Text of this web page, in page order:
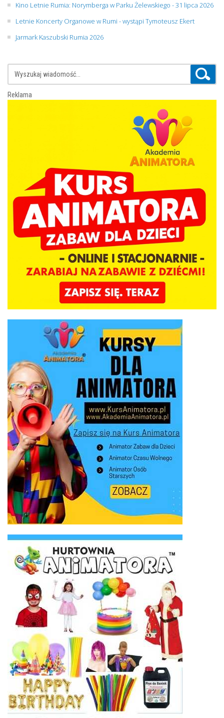
Kino Letnie Rumia: Norymberga w Parku Żelewskiego - 31 lipca 2026
Letnie Koncerty Organowe w Rumi - wystąpi Tymoteusz Ekert
Jarmark Kaszubski Rumia 2026
Reklama